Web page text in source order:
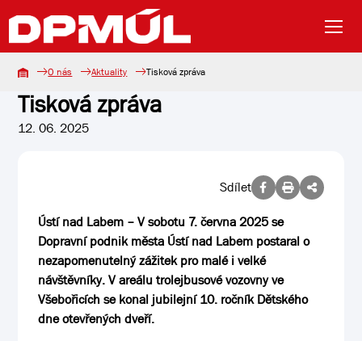
O nás Aktuality Tisková zpráva
Tisková zpráva
12. 06. 2025
Sdílet
Ústí nad Labem – V sobotu 7. června 2025 se
Dopravní podnik města Ústí nad Labem postaral o
nezapomenutelný zážitek pro malé i velké
návštěvníky. V areálu trolejbusové vozovny ve
Všebořicích se konal jubilejní 10. ročník Dětského
dne otevřených dveří.